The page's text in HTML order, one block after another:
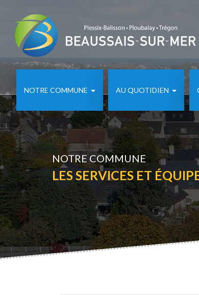
NOTRE COMMUNE AU QUOTIDIEN
NOTRE COMMUNE
LES SERVICES ET